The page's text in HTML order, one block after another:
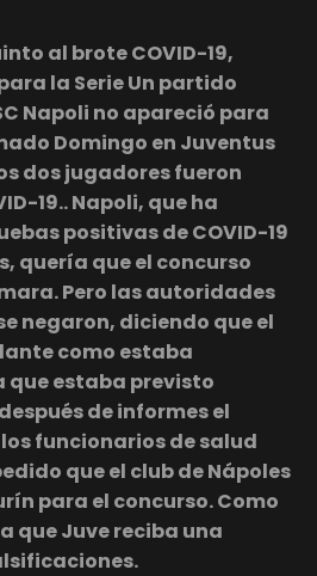
al brote COVID-19,
la Serie Un partido
Napoli no apareció para
Domingo en Juventus
dos jugadores fueron
19.. Napoli, que ha
positivas de COVID-19
quería que el concurso
Pero las autoridades
negaron, diciendo que el
como estaba
estaba previsto
de informes el
funcionarios de salud
que el club de Nápoles
para el concurso. Como
que Juve reciba una